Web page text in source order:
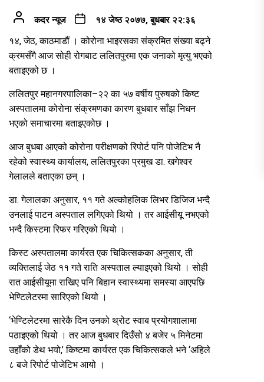
कदर न्यूज १४ जेष्ठ २०७७, बुधबार २२:३६
१४, जेठ, काठमाडौं । कोरोना भाइरसका संक्रमित संख्या बढ्ने
क्रमसँगै आज सोही रोगबाट ललितपुरमा एक जनाको मृत्यु भएको
बताइएको छ ।
ललितपुर महानगरपालिका–२२ का ५७ वर्षीय पुरुषको किष्ट
अस्पतालमा कोरोना संक्रमणका कारण बुधबार साँझ निधन
भएको समाचारमा बताइएकोछ ।
आज बुधबा आएको कोरोना परीक्षणको रिपोर्ट पनि पोजेटिभ नै
रहेको स्वास्थ्य कार्यालय, ललितपुरका प्रमुख डा. खगेश्वर
गेलालले बताएका छन् ।
डा. गेलालका अनुसार, ११ गते अल्कोहलिक लिभर डिजिज भन्दै
उनलाई पाटन अस्पताल लगिएको थियो । तर आईसीयू नभएको
भन्दै किस्टमा रिफर गरिएको थियो ।
किस्ट अस्पतालमा कार्यरत एक चिकित्सकका अनुसार, ती
व्यक्तिलाई जेठ ११ गते राति अस्पताल ल्याइएको थियो । सोही
रात आईसीयूमा राखिए पनि बिहान स्वास्थ्यमा समस्या आएपछि
भेण्टिलेटरमा सारिएको थियो ।
‘भेण्टिलेटरमा सारेकै दिन उनको थ्रोट स्वाब प्रयोगशालामा
पठाइएको थियो । तर आज बुधबार दिउँसो ४ बजेर ५ मिनेटमा
उहाँको डेथ भयो,’ किष्टमा कार्यरत एक चिकित्सकले भने ‘अहिले
८ बजे रिपोर्ट पोजेटिभ आयो ।